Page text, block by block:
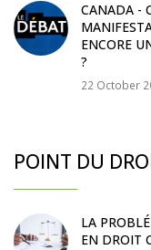
CANADA -
ENCORE
?
22 October
POINT DU
LA
EN DROIT